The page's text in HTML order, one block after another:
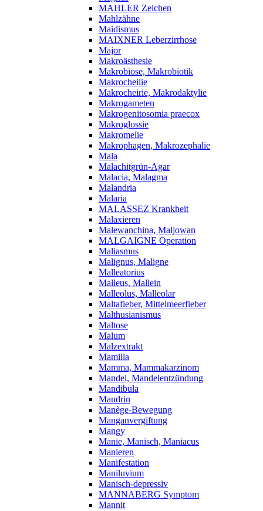
MAHLER Zeichen
Mahlzähne
Maidismus
MAIXNER Leberzirrhose
Major
Makroästhesie
Makrobiose, Makrobiotik
Makrocheilie
Makrocheirie, Makrodaktylie
Makrogameten
Makrogenitosomia praecox
Makroglossie
Makromelie
Makrophagen, Makrozephalie
Mala
Malachitgrün-Agar
Malacia, Malagma
Malandria
Malaria
MALASSEZ Krankheit
Malaxieren
Malewanchina, Maljowan
MALGAIGNE Operation
Maliasmus
Malignus, Maligne
Malleatorius
Malleus, Mallein
Malleolus, Malleolar
Maltafieber, Mittelmeerfieber
Malthusianismus
Maltose
Malum
Malzextrakt
Mamilla
Mamma, Mammakarzinom
Mandel, Mandelentzündung
Mandibula
Mandrin
Manège-Bewegung
Manganvergiftung
Mangy
Manie, Manisch, Maniacus
Manieren
Manifestation
Maniluvium
Manisch-depressiv
MANNABERG Symptom
Mannit